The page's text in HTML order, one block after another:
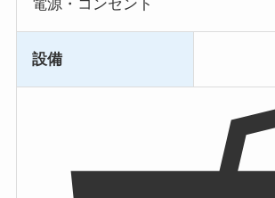
電源・コンセント
設備